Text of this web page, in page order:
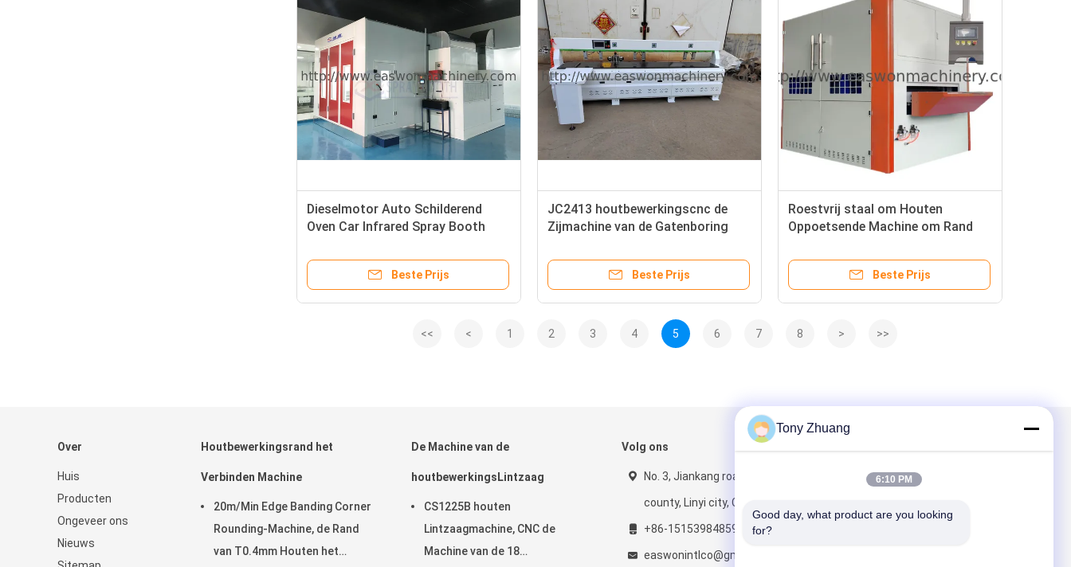
Dieselmotor Auto Schilderend
Oven Car Infrared Spray Booth
Beste Prijs
JC2413 houtbewerkingscnc de
Zijmachine van de Gatenboring
Beste Prijs
Roestvrij staal om Houten
Oppoetsende Machine om Rand
Beste Prijs
<< < 1 2 3 4 5 6 7 8 > >>
Over
Huis
Producten
Ongeveer ons
Nieuws
Houtbewerkingsrand het
Verbinden Machine
20m/Min Edge Banding Corner
Rounding-Machine, de Rand
van T0.4mm Houten het
De Machine van de
houtbewerkingsLintzaag
CS1225B houten
Lintzaagmachine, CNC de
Machine van de 18
Volg ons
No. 3, Jiankang road, Yishui
county, Linyi city, China
+86-15153984859
easwonintlco@gmail.com;
Tony Zhuang
6:10 PM
Good day, what product are you looking
for?